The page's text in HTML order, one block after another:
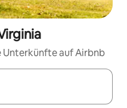
Unterkünfte auf Airbnb
navigiere mit den